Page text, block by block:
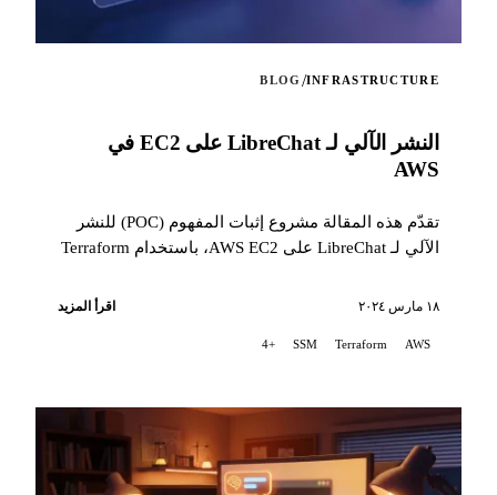
INFRASTRUCTURE
/
BLOG
النشر الآلي لـ LibreChat على EC2 في
AWS
تقدّم هذه المقالة مشروع إثبات المفهوم (POC) للنشر
الآلي لـ LibreChat على AWS EC2، باستخدام Terraform
١٨ مارس ٢٠٢٤ اقرأ المزيد
AWS
Terraform
SSM
+4